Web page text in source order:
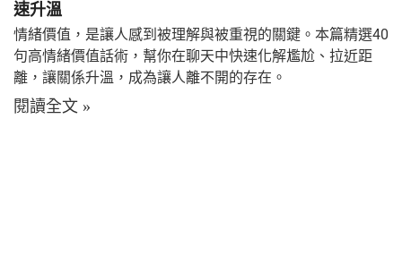
速升溫
情緒價值，是讓人感到被理解與被重視的關鍵。本篇精選40
句高情緒價值話術，幫你在聊天中快速化解尷尬、拉近距
離，讓關係升溫，成為讓人離不開的存在。
閱讀全文 »